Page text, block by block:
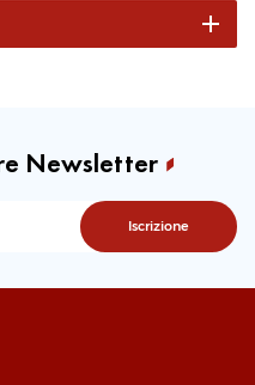
Newsletter